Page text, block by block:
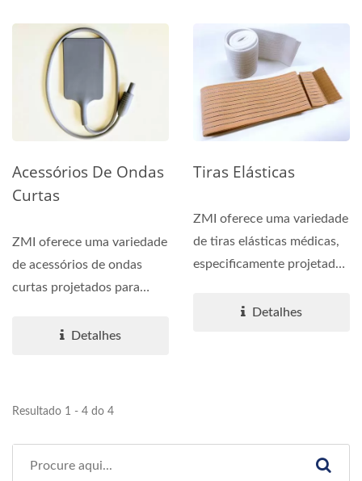
Acessórios De Ondas
Curtas
ZMI oferece uma variedade
de acessórios de ondas
curtas projetados para
Detalhes
Tiras Elásticas
ZMI oferece uma variedade
de tiras elásticas médicas,
especificamente projetadas
Detalhes
Resultado 1 - 4 do 4